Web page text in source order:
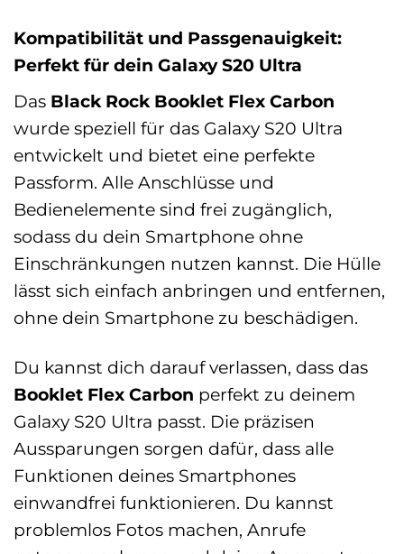
Kompatibilität und Passgenauigkeit:
Perfekt für dein Galaxy S20 Ultra
Das Black Rock Booklet Flex Carbon
wurde speziell für das Galaxy S20 Ultra
entwickelt und bietet eine perfekte
Passform. Alle Anschlüsse und
Bedienelemente sind frei zugänglich,
sodass du dein Smartphone ohne
Einschränkungen nutzen kannst. Die Hülle
lässt sich einfach anbringen und entfernen,
ohne dein Smartphone zu beschädigen.
Du kannst dich darauf verlassen, dass das
Booklet Flex Carbon perfekt zu deinem
Galaxy S20 Ultra passt. Die präzisen
Aussparungen sorgen dafür, dass alle
Funktionen deines Smartphones
einwandfrei funktionieren. Du kannst
problemlos Fotos machen, Anrufe